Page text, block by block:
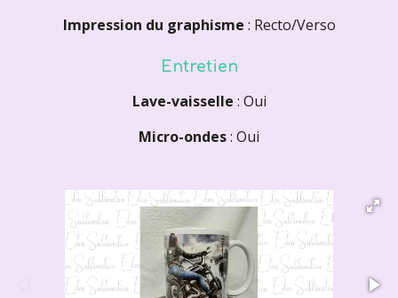
Impression du graphisme : Recto/Verso
Entretien
Lave-vaisselle : Oui
Micro-ondes: Oui